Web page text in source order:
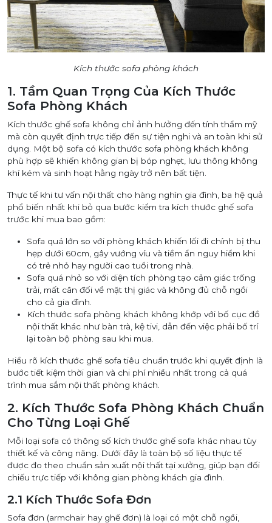
Kích thước sofa phòng khách
1. Tầm Quan Trọng Của Kích Thước
Sofa Phòng Khách
Kích thước ghế sofa không chỉ ảnh hưởng đến tính thẩm mỹ
mà còn quyết định trực tiếp đến sự tiện nghi và an toàn khi sử
dụng. Một bộ sofa có kích thước sofa phòng khách không
phù hợp sẽ khiến không gian bị bóp nghẹt, lưu thông không
khí kém và sinh hoạt hằng ngày trở nên bất tiện.
Thực tế khi tư vấn nội thất cho hàng nghìn gia đình, ba hệ quả
phổ biến nhất khi bỏ qua bước kiểm tra kích thước ghế sofa
trước khi mua bao gồm:
Sofa quá lớn so với phòng khách khiến lối đi chính bị thu
hẹp dưới 60cm, gây vướng víu và tiềm ẩn nguy hiểm khi
có trẻ nhỏ hay người cao tuổi trong nhà.
Sofa quá nhỏ so với diện tích phòng tạo cảm giác trống
trải, mất cân đối về mặt thị giác và không đủ chỗ ngồi
cho cả gia đình.
Kích thước sofa phòng khách không khớp với bố cục đồ
nội thất khác như bàn trà, kệ tivi, dẫn đến việc phải bố trí
lại toàn bộ phòng sau khi mua.
Hiểu rõ kích thước ghế sofa tiêu chuẩn trước khi quyết định là
bước tiết kiệm thời gian và chi phí nhiều nhất trong cả quá
trình mua sắm nội thất phòng khách.
2. Kích Thước Sofa Phòng Khách Chuẩn
Cho Từng Loại Ghế
Mỗi loại sofa có thông số kích thước ghế sofa khác nhau tùy
thiết kế và công năng. Dưới đây là toàn bộ số liệu thực tế
được đo theo chuẩn sản xuất nội thất tại xưởng, giúp bạn đối
chiếu trực tiếp với không gian phòng khách gia đình.
2.1 Kích Thước Sofa Đơn
Sofa đơn (armchair hay ghế đơn) là loại có một chỗ ngồi,